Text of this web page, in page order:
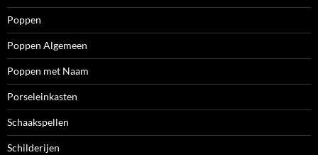
Poppen
Poppen Algemeen
Poppen met Naam
Porseleinkasten
Schaakspellen
Schilderijen